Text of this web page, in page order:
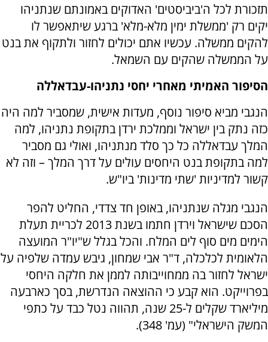
תזכורת לכל ה'ביביסטים' האדוקים באמונתם שנתניהו
יקים רק 'ממשלת ימין מלא-מלא' ברגע שיתאפשר לו
להקים ממשלה. עכשיו אתם יכולים לחזור ולתקוף את בנט
על הממשלה שהקים עם השמאל.
הסיפור האמיתי מאחרי יחסי נתניהו-עבדאללה
הנגבי מביא סיפור נוסף, מעדות אישית, שמסביר למה היה
כזה נתק בין ישראל וממלכת ירדן בתקופת נתניהו, למה
המלך עבדאללה כל כך סלד מנתניהו, ואולי גם מסביר
למה בתקופת בנט היחסים עולים על דרך המלך – וזה לא
קשור למדיניות 'שתי מדינות' ביו"ש.
הנגבי מגלה שנתניהו, באופן חד צדדי, החליט להפר
הסכם שישראל וירדן חתמו בשנת 2013 לכריית תעלת
הימים מים סוף לים המלח. והכל בגלל ש"יו"ר המועצה
הלאומית לכלכלה, ד"ר אבי שמחון, גיבש עמדה שלפיה על
ישראל לחזור בה ממחוייבותה לממן את חלקה היחסי
בפרוייקט. הוא קבע כי ההוצאה הנדרשת, בסך כארבעה
מיליארד שקלים ל-25 שנה, תהווה נטל כבד על כתפי
המשק הישראלי" (עמ' 348).